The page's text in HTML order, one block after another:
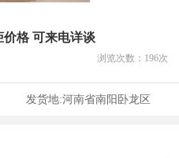
格 可来电详谈
浏览次数： 196次
发货地:河南省南阳卧龙区